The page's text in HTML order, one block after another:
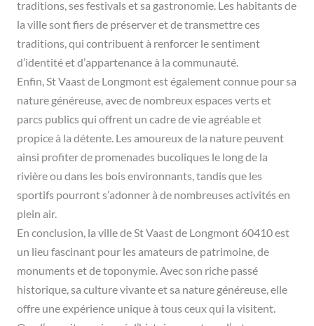
traditions, ses festivals et sa gastronomie. Les habitants de
la ville sont fiers de préserver et de transmettre ces
traditions, qui contribuent à renforcer le sentiment
d’identité et d’appartenance à la communauté.
Enfin, St Vaast de Longmont est également connue pour sa
nature généreuse, avec de nombreux espaces verts et
parcs publics qui offrent un cadre de vie agréable et
propice à la détente. Les amoureux de la nature peuvent
ainsi profiter de promenades bucoliques le long de la
rivière ou dans les bois environnants, tandis que les
sportifs pourront s’adonner à de nombreuses activités en
plein air.
En conclusion, la ville de St Vaast de Longmont 60410 est
un lieu fascinant pour les amateurs de patrimoine, de
monuments et de toponymie. Avec son riche passé
historique, sa culture vivante et sa nature généreuse, elle
offre une expérience unique à tous ceux qui la visitent.